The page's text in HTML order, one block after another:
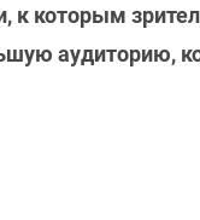
к которым
аудиторию,